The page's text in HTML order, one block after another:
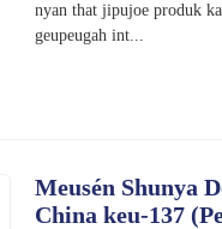
nyan that jipujoe produk
geupeugah int...
Meusén Shunya
China keu-137